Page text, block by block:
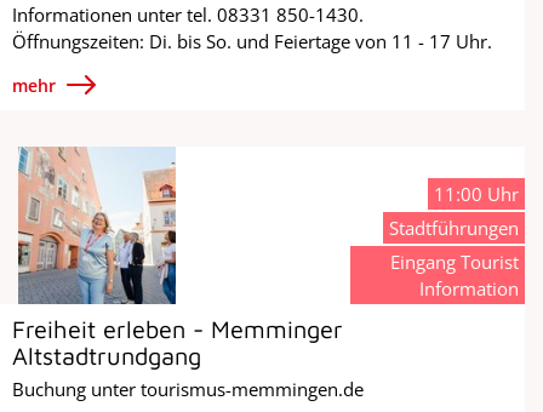
Informationen unter tel. 08331 850-1430.
Öffnungszeiten: Di. bis So. und Feiertage von 11 - 17 Uhr.
mehr
Freiheit erleben - Memminger
Altstadtrundgang
Buchung unter tourismus-memmingen.de
11:00 Uhr
Stadtführungen
Eingang Tourist
Information